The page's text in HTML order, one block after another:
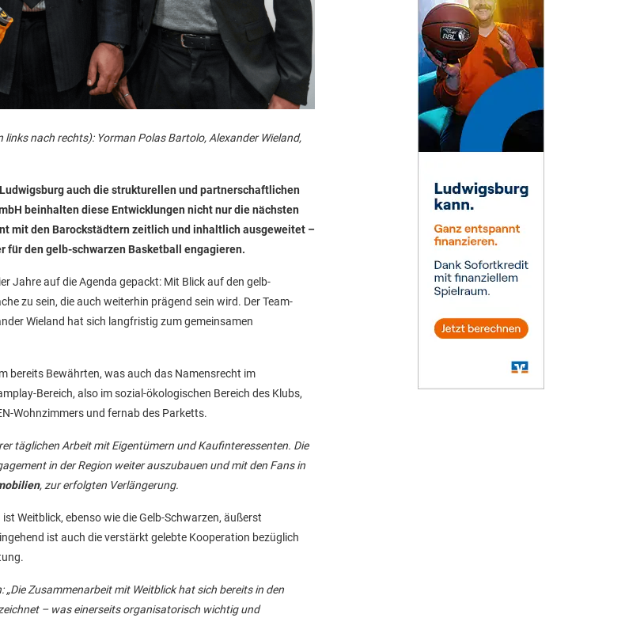
nach rechts): Yorman Polas Bartolo, Alexander Wieland,
auch die strukturellen und partnerschaftlichen
beinhalten diese Entwicklungen nicht nur die nächsten
mit den Barockstädtern zeitlich und inhaltlich ausgeweitet –
für den gelb-schwarzen Basketball engagieren.
Jahre auf die Agenda gepackt: Mit Blick auf den gelb-
zu sein, die auch weiterhin prägend sein wird. Der Team-
Wieland hat sich langfristig zum gemeinsamen
bereits Bewährten, was auch das Namensrecht im
Bereich, also im sozial-ökologischen Bereich des Klubs,
Wohnzimmers und fernab des Parketts.
täglichen Arbeit mit Eigentümern und Kaufinteressenten. Die
in der Region weiter auszubauen und mit den Fans in
, zur erfolgten Verlängerung.
Weitblick, ebenso wie die Gelb-Schwarzen, äußerst
ist auch die verstärkt gelebte Kooperation bezüglich
„Die Zusammenarbeit mit Weitblick hat sich bereits in den
– was einerseits organisatorisch wichtig und